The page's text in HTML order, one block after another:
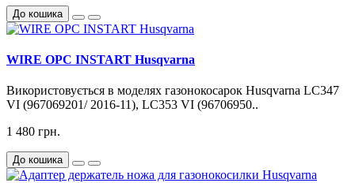
До кошика
WIRE OPC INSTART Husqvarna
Використовується в моделях газонокосарок Husqvarna LC347
VI (967069201/ 2016-11), LC353 VI (96706950..
1 480 грн.
До кошика